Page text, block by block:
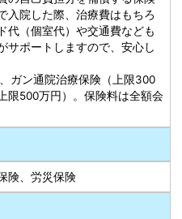
入院した際、治療費はもちろ
代（個室代）や交通費なども
サポートしますので、安心し
ガン通院治療保険（上限300
限500万円）。保険料は全額会
険、労災保険